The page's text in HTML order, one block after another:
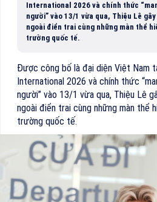
International 2026 và chính thức
người” vào 13/1 vừa qua, Thiệu Lê
ngoài điển trai cùng những màn thể
trường quốc tế.
Được công bố là đại diện Việt Nam
International 2026 và chính thức
người” vào 13/1 vừa qua, Thiệu Lê
ngoài điển trai cùng những màn thể
trường quốc tế.